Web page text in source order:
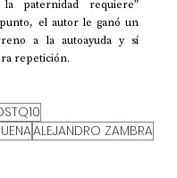
paternidad requiere”
el autor le ganó un
a la autoayuda y sí
repetición.
ALEJANDRO ZAMBRA